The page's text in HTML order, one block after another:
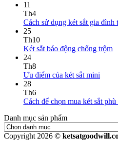
11
Th4
Cách sử dụng két sắt gia đình
25
Th10
Két sắt báo động chống trộm
24
Th8
Ưu điểm của két sắt mini
28
Th6
Cách để chọn mua két sắt
Danh mục sản phẩm
Copyright 2026 ©